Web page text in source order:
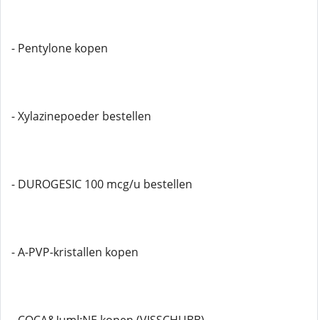
- Pentylone kopen
- Xylazinepoeder bestellen
- DUROGESIC 100 mcg/u bestellen
- A-PVP-kristallen kopen